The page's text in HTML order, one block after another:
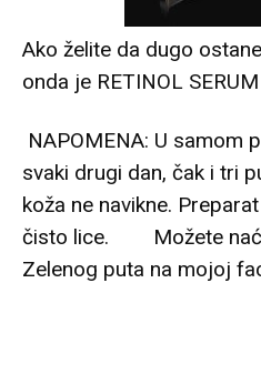
Ako želite da dugo
onda je RETINOL
NAPOMENA: U samom
svaki drugi dan, čak i tri
koža ne navikne.
čisto lice. Možete naći
Zelenog puta na mojoj